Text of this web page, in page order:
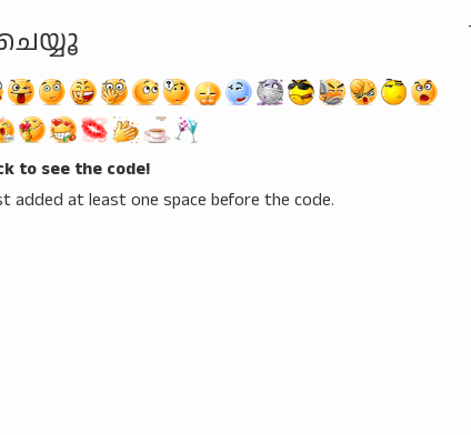
to see the code!
added at least one space before the code.